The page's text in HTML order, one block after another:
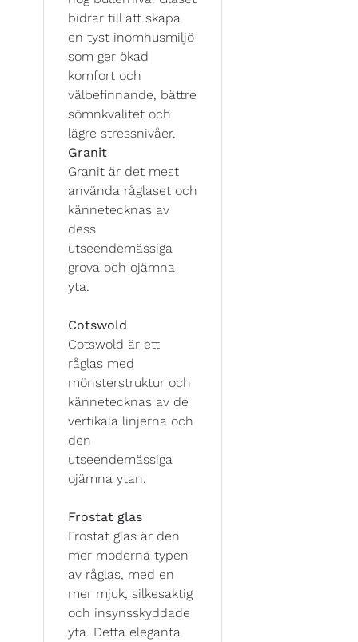
bidrar till att skapa
en tyst inomhusmiljö
som ger ökad
komfort och
välbefinnande, bättre
sömnkvalitet och
lägre stressnivåer.
Granit
Granit är det mest
använda råglaset och
kännetecknas av
dess
utseendemässiga
grova och ojämna
yta.
Cotswold
Cotswold är ett
råglas med
mönsterstruktur och
kännetecknas av de
vertikala linjerna och
den
utseendemässiga
ojämna ytan.
Frostat glas
Frostat glas är den
mer moderna typen
av råglas, med en
mer mjuk, silkesaktig
och insynsskyddade
yta. Detta eleganta